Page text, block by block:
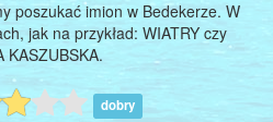
poszukać imion w Bedekerze. W
jak na przykład: WIATRY czy
KASZUBSKA.
dobry